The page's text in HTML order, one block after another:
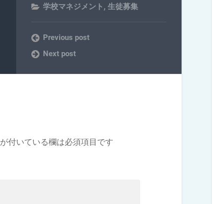
学校マネジメント ,生徒募集
Previous post
Next post
が付いている欄は必須項目です